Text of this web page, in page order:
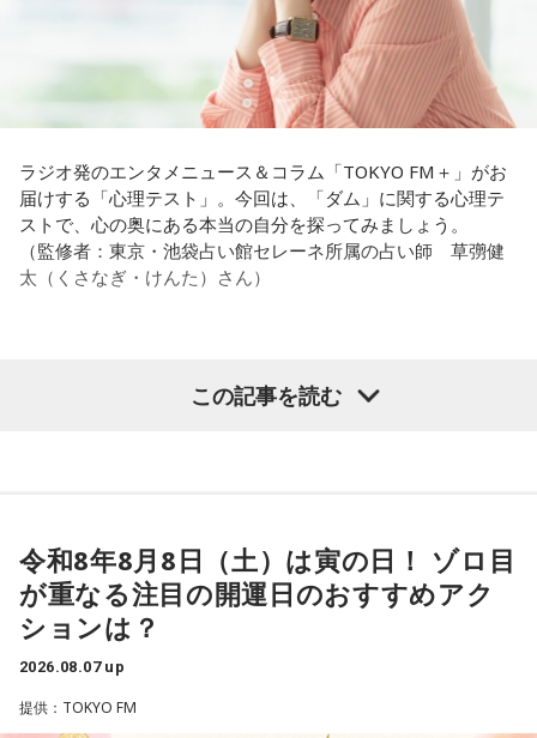
ラジオ発のエンタメニュース＆コラム「TOKYO FM＋」がお
届けする「心理テスト」。今回は、「ダム」に関する心理テ
ストで、心の奥にある本当の自分を探ってみましょう。
（監修者：東京・池袋占い館セレーネ所属の占い師 草彅健
太（くさなぎ・けんた）さん）
山奥の大きなダムを見学しているあなた。
さて、あなたが気になったのはどんなことですか？
次の中から近いものを1つ選んでください。
1． 水がこぼれてしまうことはないのか
2． こんなに水は必要なのか
3． ひび割れなど壊れる心配はないか
4． どうやって放水しているのか
この記事を読む
令和8年8月8日（土）は寅の日！ ゾロ目
が重なる注目の開運日のおすすめアク
ションは？
2026.08.07 up
提供：TOKYO FM